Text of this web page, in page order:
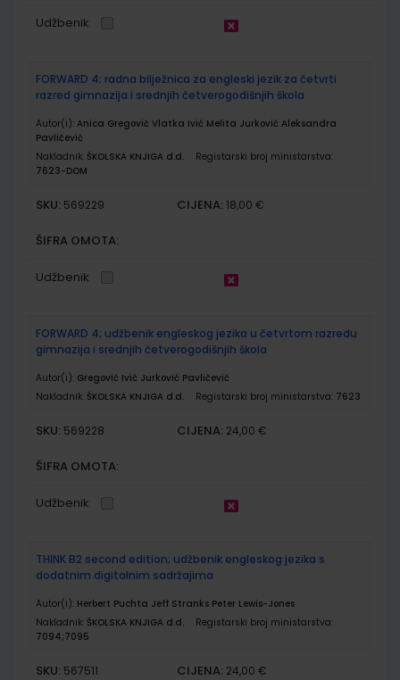
Udžbenik
FORWARD 4; radna bilježnica za engleski jezik za četvrti
razred gimnazija i srednjih četverogodišnjih škola
Autor(i): Anica Gregović Vlatka Ivić Melita Jurković Aleksandra
Pavličević
Nakladnik: ŠKOLSKA KNJIGA d.d.
Registarski broj ministarstva:
7623-DOM
SKU: 569229 CIJENA: 18,00 €
ŠIFRA OMOTA:
Udžbenik
FORWARD 4; udžbenik engleskog jezika u četvrtom razredu
gimnazija i srednjih četverogodišnjih škola
Autor(i): Gregović Ivić Jurković Pavličević
Nakladnik: ŠKOLSKA KNJIGA d.d. Registarski broj ministarstva: 7623
SKU: 569228 CIJENA: 24,00 €
ŠIFRA OMOTA:
Udžbenik
THINK B2 second edition; udžbenik engleskog jezika s
dodatnim digitalnim sadržajima
Autor(i): Herbert Puchta Jeff Stranks Peter Lewis-Jones
Nakladnik: ŠKOLSKA KNJIGA d.d.
Registarski broj ministarstva:
7094;7095
SKU: 567511 CIJENA: 24,00 €